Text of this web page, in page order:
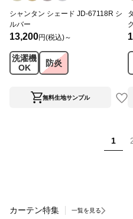
シャンタン シェード JD-67118R シ
ルバー
13,200円(税込)～
洗濯機
OK
防炎
無料生地サンプル
1
カーテン特集 一覧を見る